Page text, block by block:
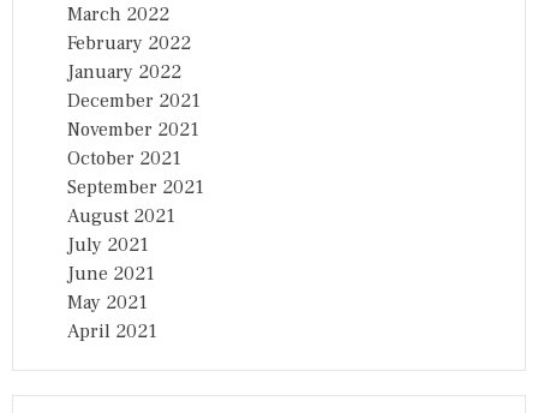
March 2022
February 2022
January 2022
December 2021
November 2021
October 2021
September 2021
August 2021
July 2021
June 2021
May 2021
April 2021